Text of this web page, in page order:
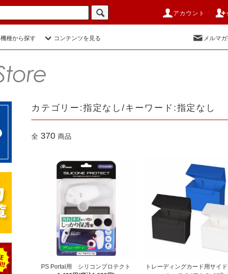
アカウント
機種から探す コンテンツを見る メルマ
カテゴリー:指定なし/キーワード:指定なし
全 370 商品
PS Portal用 シリコンプロテクト
トレーディングカード用サイ